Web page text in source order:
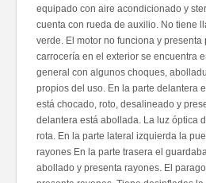
equipado con aire acondicionado y
cuenta con rueda de auxilio. No tiene
verde. El motor no funciona y presenta
carrocería en el exterior se encuentra
general con algunos choques,
propios del uso. En la parte delantera
está chocado, roto, desalineado y
delantera está abollada. La luz óptica
rota. En la parte lateral izquierda la
rayones En la parte trasera el
abollado y presenta rayones. El